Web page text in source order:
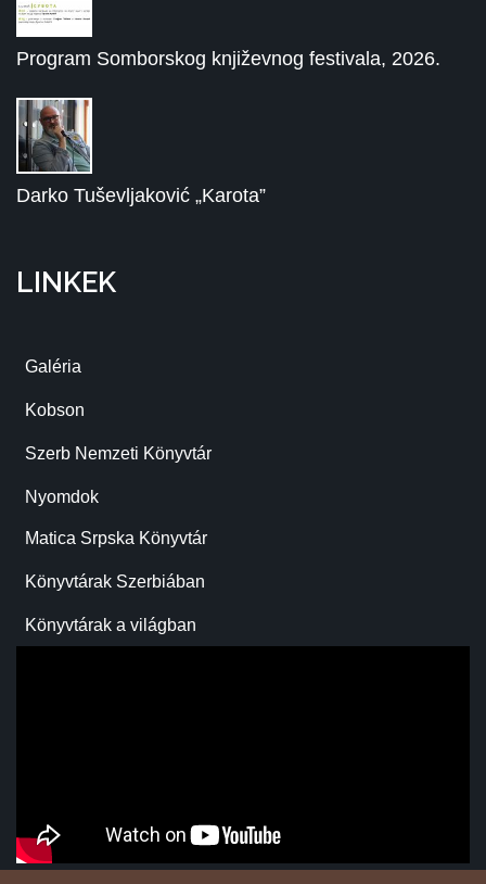
Program Somborskog književnog festivala, 2026.
Darko Tuševljaković „Karota”
LINKEK
Galéria
Kobson
Szerb Nemzeti Könyvtár
Nyomdok
Matica Srpska Könyvtár
Könyvtárak Szerbiában
Könyvtárak a világban